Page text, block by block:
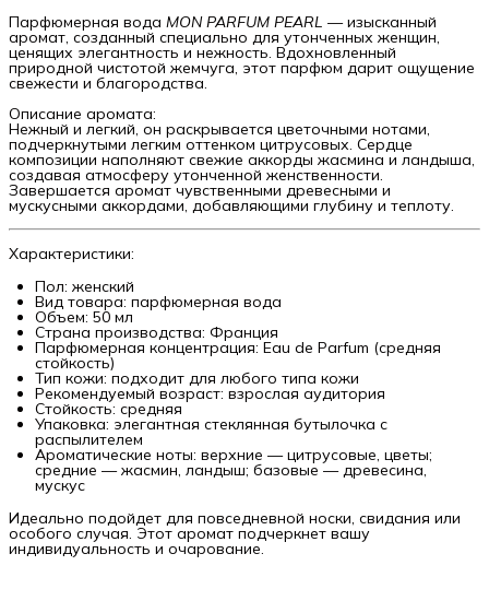
Парфюмерная вода MON PARFUM PEARL — изысканный
аромат, созданный специально для утонченных женщин,
ценящих элегантность и нежность. Вдохновленный
природной чистотой жемчуга, этот парфюм дарит ощущение
свежести и благородства.
Описание аромата:
Нежный и легкий, он раскрывается цветочными нотами,
подчеркнутыми легким оттенком цитрусовых. Сердце
композиции наполняют свежие аккорды жасмина и ландыша,
создавая атмосферу утонченной женственности.
Завершается аромат чувственными древесными и
мускусными аккордами, добавляющими глубину и теплоту.
Характеристики:
Пол: женский
Вид товара: парфюмерная вода
Объем: 50 мл
Страна производства: Франция
Парфюмерная концентрация: Eau de Parfum (средняя
стойкость)
Тип кожи: подходит для любого типа кожи
Рекомендуемый возраст: взрослая аудитория
Стойкость: средняя
Упаковка: элегантная стеклянная бутылочка с
распылителем
Ароматические ноты: верхние — цитрусовые, цветы;
средние — жасмин, ландыш; базовые — древесина,
мускус
Идеально подойдет для повседневной носки, свидания или
особого случая. Этот аромат подчеркнет вашу
индивидуальность и очарование.